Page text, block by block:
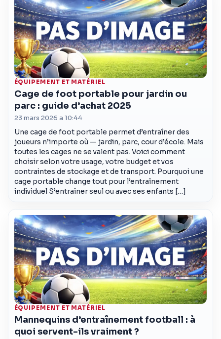
ÉQUIPEMENT ET MATÉRIEL
Cage de foot portable pour jardin ou
parc : guide d’achat 2025
23 mars 2026 a 10:44
Une cage de foot portable permet d’entraîner des
joueurs n’importe où — jardin, parc, cour d’école. Mais
toutes les cages ne se valent pas. Voici comment
choisir selon votre usage, votre budget et vos
contraintes de stockage et de transport. Pourquoi une
cage portable change tout pour l’entraînement
individuel S’entraîner seul ou avec ses enfants […]
ÉQUIPEMENT ET MATÉRIEL
Mannequins d’entraînement football : à
quoi servent-ils vraiment ?